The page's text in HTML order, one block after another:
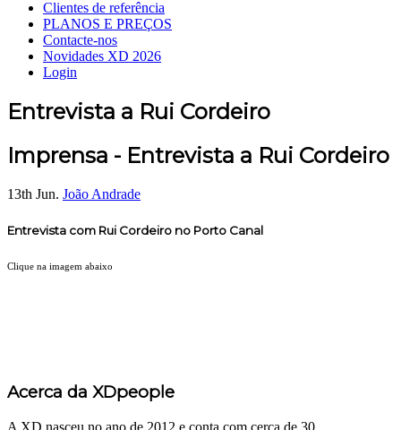
Clientes de referência
PLANOS E PREÇOS
Contacte-nos
Novidades XD 2026
Login
Entrevista a Rui Cordeiro
Imprensa - Entrevista a Rui Cordeiro
13th Jun. João Andrade
Entrevista com Rui Cordeiro no Porto Canal
Clique na imagem abaixo
Acerca da XDpeople
A XD nasceu no ano de 2012 e conta com cerca de 30